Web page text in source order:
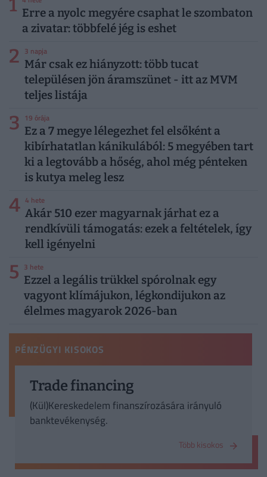
Erre a nyolc megyére csaphat le szombaton
a zivatar: többfelé jég is eshet
2 3 napja
Már csak ez hiányzott: több tucat
településen jön áramszünet - itt az MVM
teljes listája
3 19 órája
Ez a 7 megye lélegezhet fel elsőként a
kibírhatatlan kánikulából: 5 megyében tart
ki a legtovább a hőség, ahol még pénteken
is kutya meleg lesz
4 4 hete
Akár 510 ezer magyarnak járhat ez a
rendkívüli támogatás: ezek a feltételek, így
kell igényelni
5 3 hete
Ezzel a legális trükkel spórolnak egy
vagyont klímájukon, légkondijukon az
élelmes magyarok 2026-ban
PÉNZÜGYI KISOKOS
Trade financing
(Kül)Kereskedelem finanszírozására irányuló
banktevékenység.
Több kisokos